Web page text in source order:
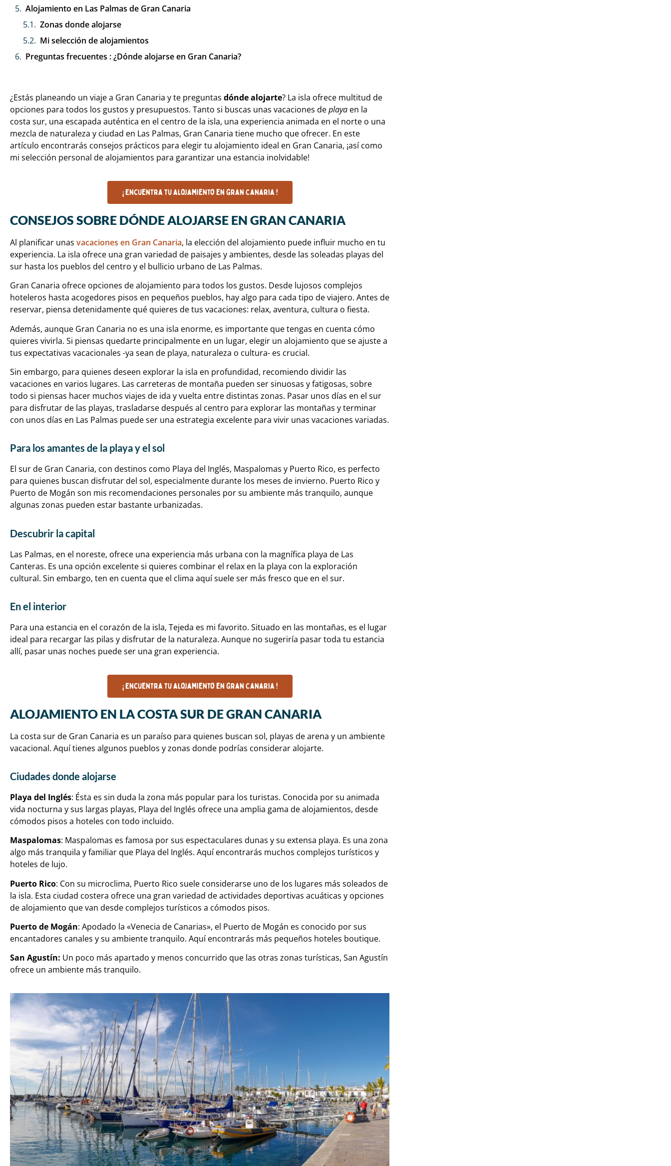
Alojamiento en Las Palmas de Gran Canaria
Zonas donde alojarse
Mi selección de alojamientos
Preguntas frecuentes : ¿Dónde alojarse en Gran Canaria?
¿Estás planeando un viaje a Gran Canaria y te preguntas dónde alojarte? La isla ofrece multitud de
opciones para todos los gustos y presupuestos. Tanto si buscas unas vacaciones deplaya en la
costa sur, una escapada auténtica en el centro de la isla, una experiencia animada en el norte o una
mezcla de naturaleza y ciudad en Las Palmas, Gran Canaria tiene mucho que ofrecer. En este
artículo encontrarás consejos prácticos para elegir tu alojamiento ideal en Gran Canaria, ¡así como
mi selección personal de alojamientos para garantizar una estancia inolvidable!
¡ Encuentra tu alojamiento en Gran Canaria !
CONSEJOS SOBRE DÓNDE ALOJARSE EN GRAN CANARIA
Al planificar unas vacaciones en Gran Canaria, la elección del alojamiento puede influir mucho en tu
experiencia. La isla ofrece una gran variedad de paisajes y ambientes, desde las soleadas playas del
sur hasta los pueblos del centro y el bullicio urbano de Las Palmas.
Gran Canaria ofrece opciones de alojamiento para todos los gustos. Desde lujosos complejos
hoteleros hasta acogedores pisos en pequeños pueblos, hay algo para cada tipo de viajero. Antes de
reservar, piensa detenidamente qué quieres de tus vacaciones: relax, aventura, cultura o fiesta.
Además, aunque Gran Canaria no es una isla enorme, es importante que tengas en cuenta cómo
quieres vivirla. Si piensas quedarte principalmente en un lugar, elegir un alojamiento que se ajuste a
tus expectativas vacacionales -ya sean de playa, naturaleza o cultura- es crucial.
Sin embargo, para quienes deseen explorar la isla en profundidad, recomiendo dividir las
vacaciones en varios lugares. Las carreteras de montaña pueden ser sinuosas y fatigosas, sobre
todo si piensas hacer muchos viajes de ida y vuelta entre distintas zonas. Pasar unos días en el sur
para disfrutar de las playas, trasladarse después al centro para explorar las montañas y terminar
con unos días en Las Palmas puede ser una estrategia excelente para vivir unas vacaciones variadas.
Para los amantes de la playa y el sol
El sur de Gran Canaria, con destinos como Playa del Inglés, Maspalomas y Puerto Rico, es perfecto
para quienes buscan disfrutar del sol, especialmente durante los meses de invierno. Puerto Rico y
Puerto de Mogán son mis recomendaciones personales por su ambiente más tranquilo, aunque
algunas zonas pueden estar bastante urbanizadas.
Descubrir la capital
Las Palmas, en el noreste, ofrece una experiencia más urbana con la magnífica playa de Las
Canteras. Es una opción excelente si quieres combinar el relax en la playa con la exploración
cultural. Sin embargo, ten en cuenta que el clima aquí suele ser más fresco que en el sur.
En el interior
Para una estancia en el corazón de la isla, Tejeda es mi favorito. Situado en las montañas, es el lugar
ideal para recargar las pilas y disfrutar de la naturaleza. Aunque no sugeriría pasar toda tu estancia
allí, pasar unas noches puede ser una gran experiencia.
¡ Encuentra tu alojamiento en Gran Canaria !
ALOJAMIENTO EN LA COSTA SUR DE GRAN CANARIA
La costa sur de Gran Canaria es un paraíso para quienes buscan sol, playas de arena y un ambiente
vacacional. Aquí tienes algunos pueblos y zonas donde podrías considerar alojarte.
Ciudades donde alojarse
Playa del Inglés: Ésta es sin duda la zona más popular para los turistas. Conocida por su animada
vida nocturna y sus largas playas, Playa del Inglés ofrece una amplia gama de alojamientos, desde
cómodos pisos a hoteles con todo incluido.
Maspalomas: Maspalomas es famosa por sus espectaculares dunas y su extensa playa. Es una zona
algo más tranquila y familiar que Playa del Inglés. Aquí encontrarás muchos complejos turísticos y
hoteles de lujo.
Puerto Rico: Con su microclima, Puerto Rico suele considerarse uno de los lugares más soleados de
la isla. Esta ciudad costera ofrece una gran variedad de actividades deportivas acuáticas y opciones
de alojamiento que van desde complejos turísticos a cómodos pisos.
Puerto de Mogán: Apodado la «Venecia de Canarias», el Puerto de Mogán es conocido por sus
encantadores canales y su ambiente tranquilo. Aquí encontrarás más pequeños hoteles boutique.
San Agustín: Un poco más apartado y menos concurrido que las otras zonas turísticas, San Agustín
ofrece un ambiente más tranquilo.